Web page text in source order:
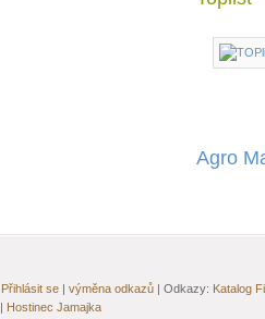
Agro
Přihlásit se | výměna odkazů | Odkazy: Katalog
| Hostinec Jamajka